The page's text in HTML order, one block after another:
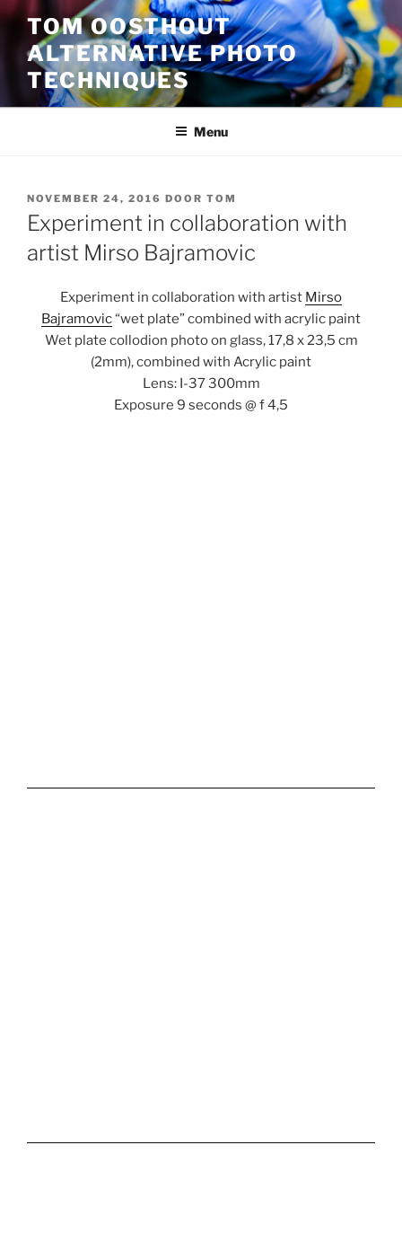
Ga
inhoud
TOM OOSTHOUT
ALTERNATIVE PHOTO
TECHNIQUES
Menu
GEPLAATST
OP
NOVEMBER 24, 2016 DOOR TOM
Experiment in collaboration with
artist Mirso Bajramovic
Experiment in collaboration with artist Mirso
Bajramovic“wet plate” combined with acrylic paint
Wet plate collodion photo on glass, 17,8 x 23,5 cm
(2mm), combined with Acrylic paint
Lens: I-37 300mm
Exposure 9 seconds @ f 4,5